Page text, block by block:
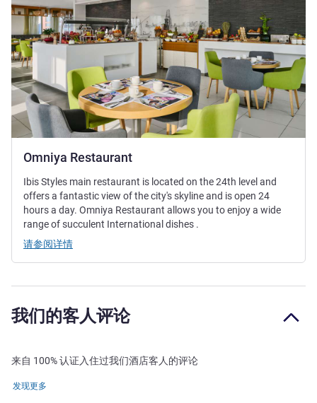
Omniya Restaurant
Ibis Styles main restaurant is located on the 24th level and
offers a fantastic view of the city's skyline and is open 24
hours a day. Omniya Restaurant allows you to enjoy a wide
range of succulent International dishes .
请参阅详情
我们的客人评论
来自 100% 认证入住过我们酒店客人的评论
发现更多